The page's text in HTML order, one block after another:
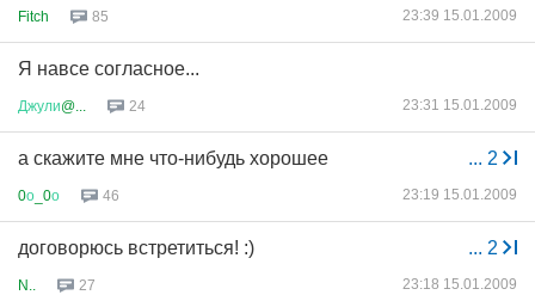
Fitch 85 23:39 15.01.2009
Я навсе согласное...
Джули@... 24 23:31 15.01.2009
... 2
а скажите мне что-нибудь хорошее
0о _0о 46 23:19 15.01.2009
... 2
договорюсь встретиться! :)
N.. 27 23:18 15.01.2009